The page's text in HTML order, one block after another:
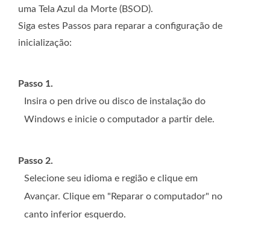
uma Tela Azul da Morte (BSOD).
Siga estes Passos para reparar a configuração de
inicialização:
Passo 1.
Insira o pen drive ou disco de instalação do
Windows e inicie o computador a partir dele.
Passo 2.
Selecione seu idioma e região e clique em
Avançar. Clique em "Reparar o computador" no
canto inferior esquerdo.